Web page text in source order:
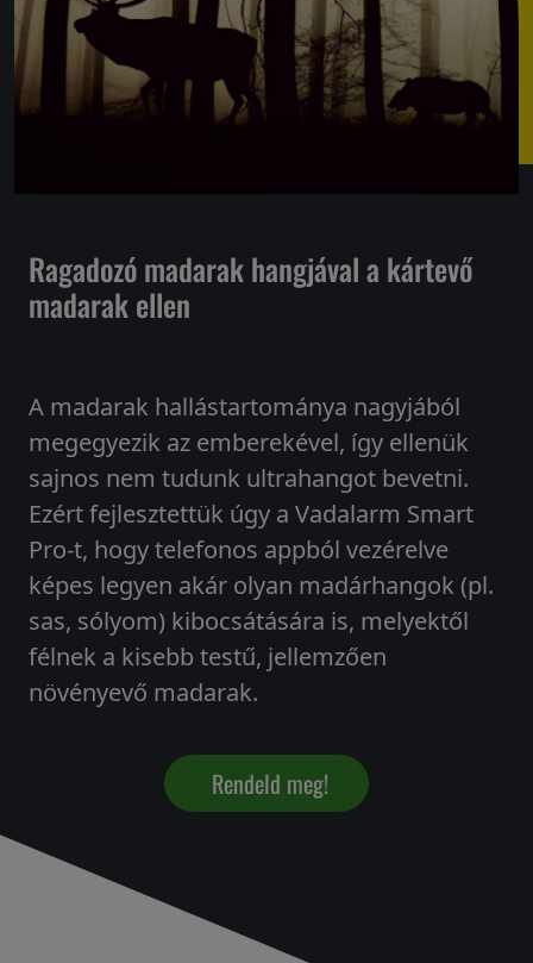
Ragadozó madarak hangjával a kártevő
madarak ellen
A madarak hallástartománya nagyjából
megegyezik az emberekével, így ellenük
sajnos nem tudunk ultrahangot bevetni.
Ezért fejlesztettük úgy a Vadalarm Smart
Pro-t, hogy telefonos appból vezérelve
képes legyen akár olyan madárhangok (pl.
sas, sólyom) kibocsátására is, melyektől
félnek a kisebb testű, jellemzően
növényevő madarak.
Rendeld meg!